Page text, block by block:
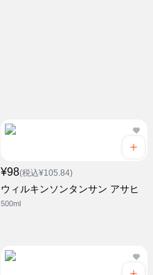
¥98(税込¥105.84)
ウィルキンソンタンサン アサヒ
500ml